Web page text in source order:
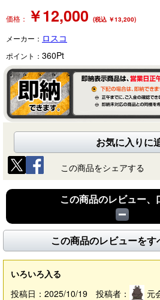
価格： ￥12,000 (税込 ￥13,200)
メーカー： ロスコ
ポイント： 360Pt
お気に入りに
この商品をシェアする
この商品のレビュー、
この商品のレビューをす
いろいろ入る
投稿日：2025/10/19 投稿者：
元